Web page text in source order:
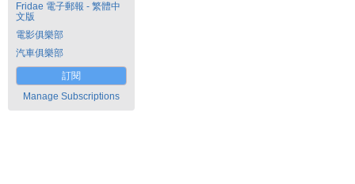
Fridae 電子郵報 - 繁體中
文版
電影俱樂部
汽車俱樂部
訂閱
Manage Subscriptions